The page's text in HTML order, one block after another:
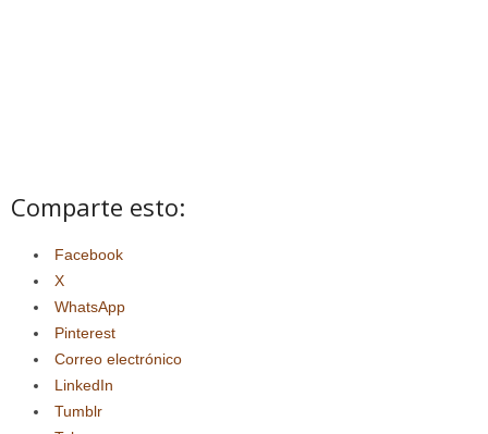
Comparte esto:
Facebook
X
WhatsApp
Pinterest
Correo electrónico
LinkedIn
Tumblr